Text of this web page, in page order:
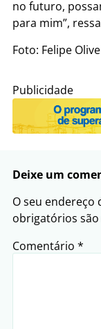
no futuro,
para mim”,
Foto: Felipe
Publicidade
Deixe um
O seu endereço
obrigatórios
Comentário *